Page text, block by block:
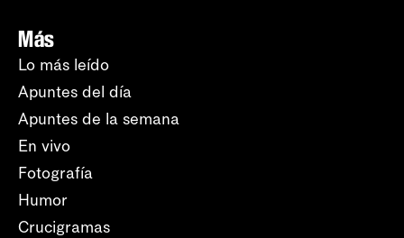
Más
Lo más leído
Apuntes del día
Apuntes de la semana
En vivo
Fotografía
Humor
Crucigramas